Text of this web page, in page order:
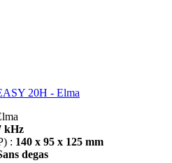
20H - Elma
kHz
: 140 x 95 x 125 mm
degas